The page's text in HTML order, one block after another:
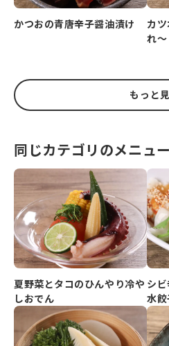
かつおの青唐辛子醤油漬け
カ
れ～
もっと
同じカテゴリのメニュー
夏野菜とタコのひんやり冷や
しおでん
シ
水